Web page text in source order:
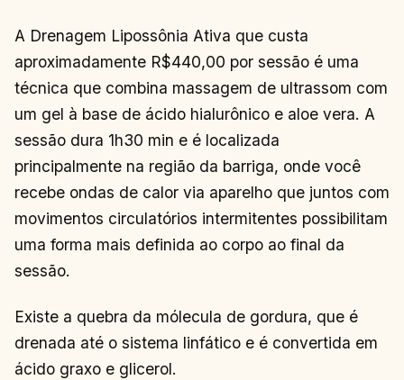
A Drenagem Lipossônia Ativa que custa
aproximadamente R$440,00 por sessão é uma
técnica que combina massagem de ultrassom com
um gel à base de ácido hialurônico e aloe vera. A
sessão dura 1h30 min e é localizada
principalmente na região da barriga, onde você
recebe ondas de calor via aparelho que juntos com
movimentos circulatórios intermitentes possibilitam
uma forma mais definida ao corpo ao final da
sessão.
Existe a quebra da mólecula de gordura, que é
drenada até o sistema linfático e é convertida em
ácido graxo e glicerol.